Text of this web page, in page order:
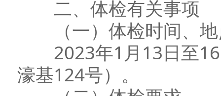
二、体检有关事项
（一）体检时间、地
2023年1月13日至16
濠基124号）。